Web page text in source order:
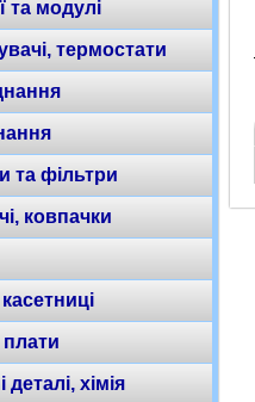
та модулі
термостати
та фільтри
ковпачки
плати
хімія